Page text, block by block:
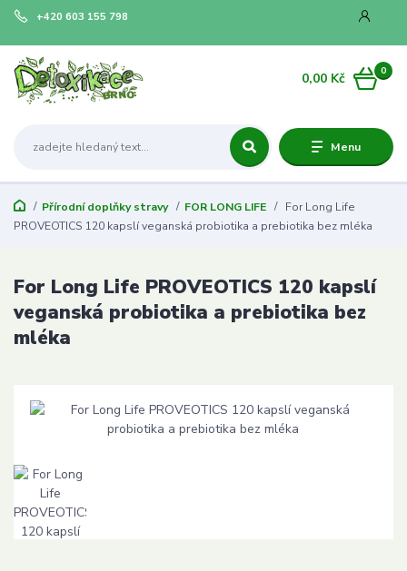
Menu
+420 603 155 798
0
0,00 Kč
Přírodní doplňky stravy FOR LONG LIFE
For Long Life
PROVEOTICS 120 kapslí veganská probiotika a prebiotika bez mléka
For Long Life PROVEOTICS 120 kapslí
veganská probiotika a prebiotika bez
mléka